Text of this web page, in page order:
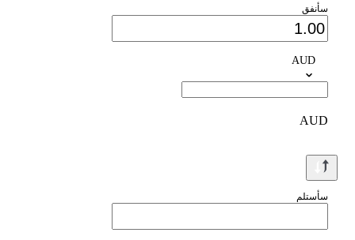
سأنفق
AUD
AUD
سأستلم